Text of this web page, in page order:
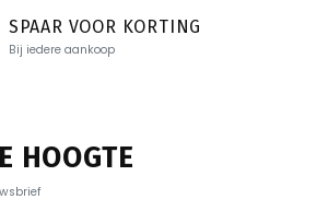
SPAAR VOOR KORTING
Bij iedere aankoop
HOOGTE